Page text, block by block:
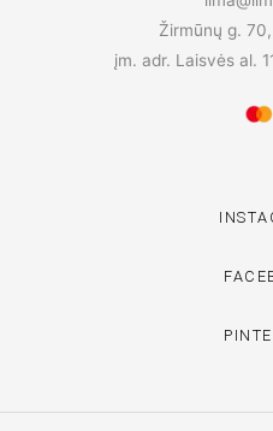
Žirmūnų g.
įm. adr. Laisvės al.